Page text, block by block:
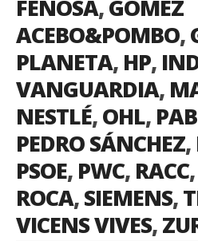
FENOSA,GÓMEZ
ACEBO&POMBO,
PLANETA, HP,
VANGUARDIA,
NESTLÉ,OHL,
PEDRO SÁNCHEZ,
PSOE, PWC, RACC,
ROCA,SIEMENS,
VICENS VIVES,